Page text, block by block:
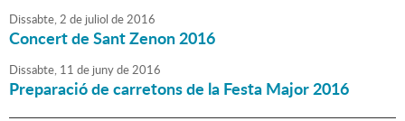
Dissabte,2 de juliol de2016
Concert de Sant Zenon 2016
Dissabte, 11 de junyde2016
Preparació de carretons de la Festa Major 2016